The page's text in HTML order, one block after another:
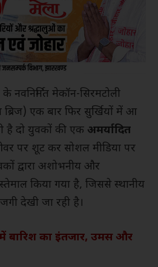
के नवनिर्मित मेकॉन-सिरमटोली
ब्रिज) एक बार फिर सुर्खियों में आ
है दो युवकों की एक अमर्यादित
पर शूट कर सोशल मीडिया पर
द्वारा अशोभनीय और
किया गया है, जिससे स्थानीय
देखी जा रही है।
बारिश का इंतजार, उमस और